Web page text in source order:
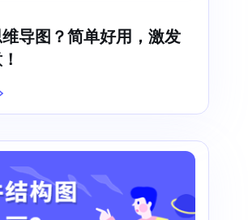
导图？简单好用，激发